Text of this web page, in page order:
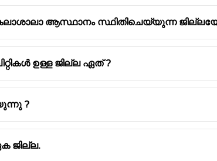
ആസ്ഥാനം സ്ഥിതിചെയ്യുന്ന
ഉള്ള ജില്ല ഏത് ?
?
ജില്ല.